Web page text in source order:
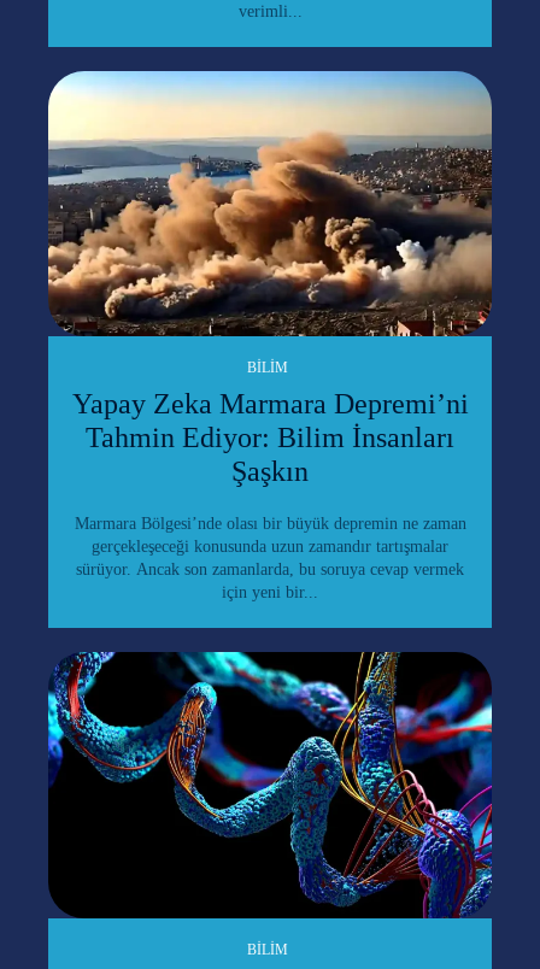
verimli...
BILIM
Yapay Zeka Marmara Depremi’ni
Tahmin Ediyor: Bilim İnsanları
Şaşkın
Marmara Bölgesi’nde olası bir büyük depremin ne zaman
gerçekleşeceği konusunda uzun zamandır tartışmalar
sürüyor. Ancak son zamanlarda, bu soruya cevap vermek
için yeni bir...
BILIM